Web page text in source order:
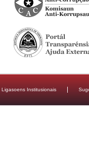
Ligasoens Institusionais